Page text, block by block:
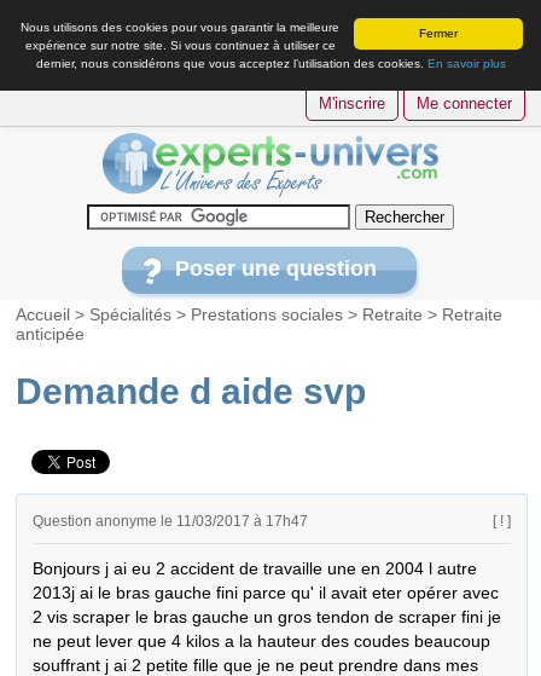
Fermer
Nous utilisons des cookies pour vous garantir la meilleure
expérience sur notre site. Si vous continuez à utiliser ce
dernier, nous considérons que vous acceptez l’utilisation des cookies. En savoir plus
M'inscrire Me connecter
Poser une question
Accueil > Spécialités > Prestations sociales > Retraite > Retraite
anticipée
Demande d aide svp
Question anonyme le 11/03/2017 à 17h47 [ ! ]
Bonjours j ai eu 2 accident de travaille une en 2004 l autre
2013j ai le bras gauche fini parce qu' il avait eter opérer avec
2 vis scraper le bras gauche un gros tendon de scraper fini je
ne peut lever que 4 kilos a la hauteur des coudes beaucoup
souffrant j ai 2 petite fille que je ne peut prendre dans mes